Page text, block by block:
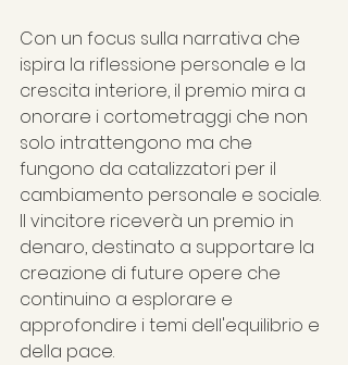
Con un focus sulla narrativa che
ispira la riflessione personale e la
crescita interiore, il premio mira a
onorare i cortometraggi che non
solo intrattengono ma che
fungono da catalizzatori per il
cambiamento personale e sociale.
Il vincitore riceverà un premio in
denaro, destinato a supportare la
creazione di future opere che
continuino a esplorare e
approfondire i temi dell'equilibrio e
della pace.